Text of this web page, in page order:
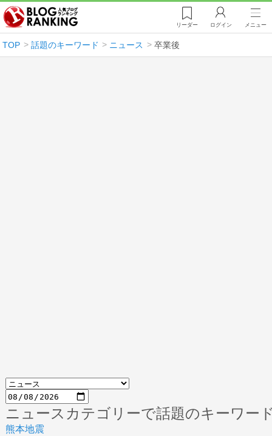
リーダー ログイン メニュー
TOP 話題のキーワード ニュース 卒業後
ニュースカテゴリーで話題のキーワー
熊本地震